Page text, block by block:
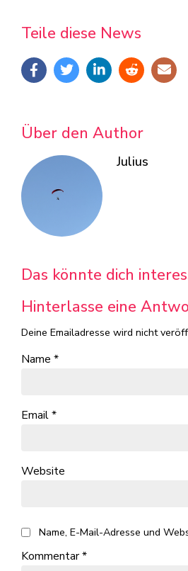
Teile diese News
Über den Author
Julius
Das könnte dich
Hinterlasse eine
Deine Emailadresse wird nicht
Name *
Email*
Website
Name, E-Mail-Adresse und
Kommentar*